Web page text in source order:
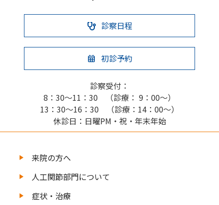
診察日程
初診予約
診察受付：
8：30～11：30 （診療： 9：00～）
13：30～16：30 （診療：14：00～）
休診日：日曜PM・祝・年末年始
来院の方へ
人工関節部門について
症状・治療